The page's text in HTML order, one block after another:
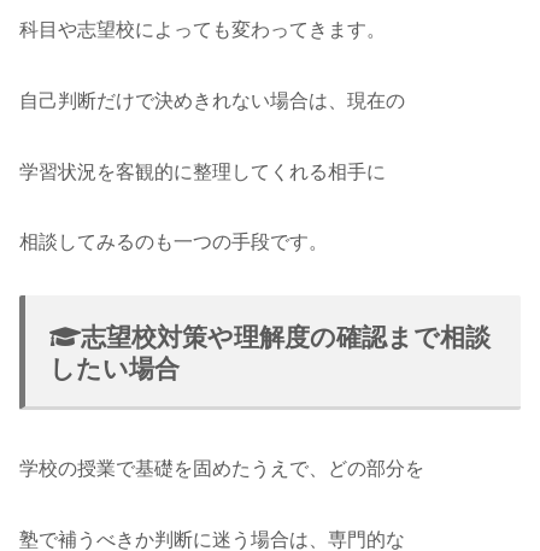
科目や志望校によっても変わってきます。
自己判断だけで決めきれない場合は、現在の
学習状況を客観的に整理してくれる相手に
相談してみるのも一つの手段です。
志望校対策や理解度の確認まで相談
したい場合
学校の授業で基礎を固めたうえで、どの部分を
塾で補うべきか判断に迷う場合は、専門的な